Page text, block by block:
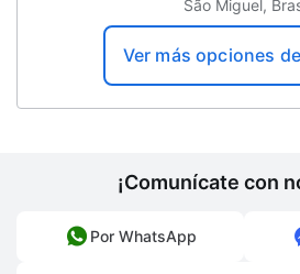
Sala de reuniones
Cambio de sábanas
Spa accesible para sillas
Sala de TV
São Miguel,
Ver más opciones
¡Comunícate con
Por WhatsApp